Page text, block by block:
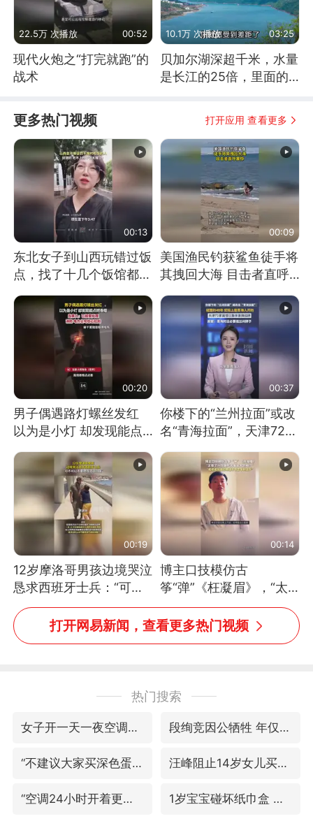
22.5万 次播放 00:52
现代火炮之“打完就跑”的
战术
10.1万 次播放 03:25
贝加尔湖深超千米，水量
是长江的25倍，里面的
更多热门视频 打开应用 查看更多
00:13
东北女子到山西玩错过饭
点，找了十几个饭馆都没
00:09
美国渔民钓获鲨鱼徒手将
其拽回大海 目击者直呼
消息）
00:20
男子偶遇路灯螺丝发红
以为是小灯 却发现能点
处理
00:37
你楼下的“兰州拉面”或改
名“青海拉面”，天津72家
00:19
12岁摩洛哥男孩边境哭泣
恳求西班牙士兵：“可不
可以不要把我遣返回国”
00:14
博主口技模仿古
筝“弹”《枉凝眉》，“太
像了～你是吃古筝长大的
吗？”“或将成为首位考级
不带古筝的选手。”（来
打开网易新闻，查看更多热门视频
热门搜索
女子开一天一夜空调后二氧化碳中毒 段绚竞因公牺牲 年仅44岁
“不建议大家买深色蛋糕” 汪峰阻止14岁女儿买大牌
“空调24小时开着更省电”不实 1岁宝宝碰坏纸巾盒 宝妈被索赔924元